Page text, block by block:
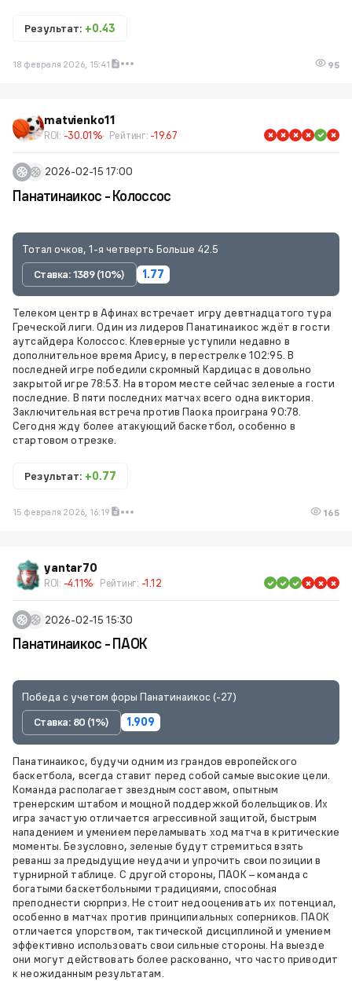
Результат: +0.43
18 февраля 2026, 15:41 95
matvienko11
ROI: -30.01% Рейтинг: -19.67
2026-02-15 17:00
Панатинаикос - Колоссос
Тотал очков, 1-я четверть Больше 42.5
Ставка: 1389 (10%)
1.77
Телеком центр в Афинах встречает игру девтнадцатого тура
Греческой лиги. Один из лидеров Панатинаикос ждёт в гости
аутсайдера Колоссос. Клеверные уступили недавно в
дополнительное время Арису, в перестрелке 102:95. В
последней игре победили скромный Кардицас в довольно
закрытой игре 78:53. На втором месте сейчас зеленые а гости
последние. В пяти последних матчах всего одна виктория.
Заключительная встреча против Паока проиграна 90:78.
Сегодня жду более атакующий баскетбол, особенно в
стартовом отрезке.
Результат: +0.77
15 февраля 2026, 16:19 165
yantar70
ROI: -4.11% Рейтинг: -1.12
2026-02-15 15:30
Панатинаикос - ПАОК
Победа с учетом форы Панатинаикос (-27)
Ставка: 80 (1%)
1.909
Панатинаикос, будучи одним из грандов европейского
баскетбола, всегда ставит перед собой самые высокие цели.
Команда располагает звездным составом, опытным
тренерским штабом и мощной поддержкой болельщиков. Их
игра зачастую отличается агрессивной защитой, быстрым
нападением и умением переламывать ход матча в критические
моменты. Безусловно, зеленые будут стремиться взять
реванш за предыдущие неудачи и упрочить свои позиции в
турнирной таблице. С другой стороны, ПАОК – команда с
богатыми баскетбольными традициями, способная
преподнести сюрприз. Не стоит недооценивать их потенциал,
особенно в матчах против принципиальных соперников. ПАОК
отличается упорством, тактической дисциплиной и умением
эффективно использовать свои сильные стороны. На выезде
они могут действовать более раскованно, что часто приводит
к неожиданным результатам.